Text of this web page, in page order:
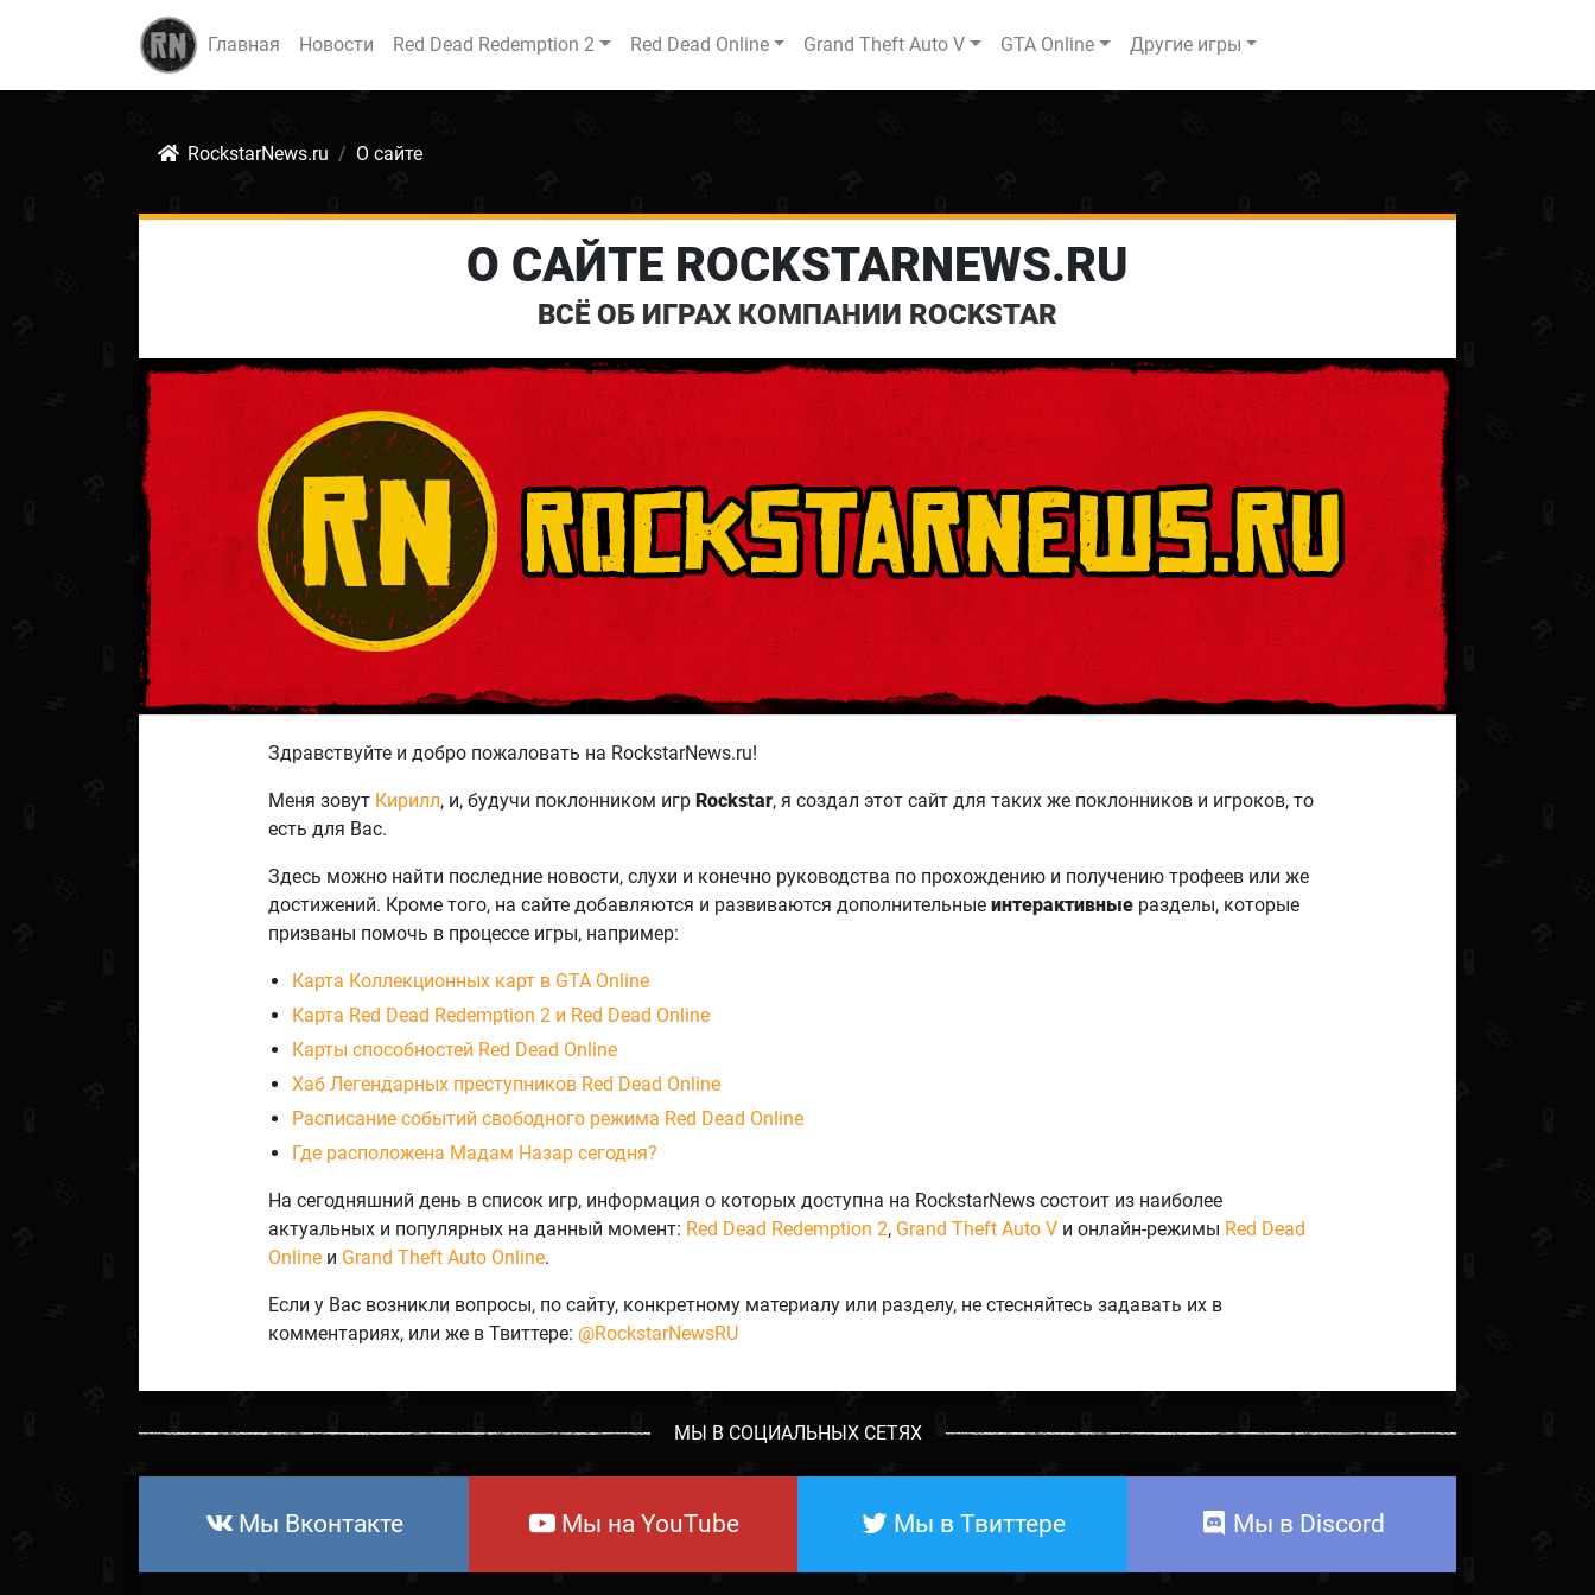
Главная Новости Red Dead Redemption 2 Red Dead Online Grand Theft Auto V GTA Online Другие игры
RockstarNews.ru О сайте
О САЙТЕ ROCKSTARNEWS.RU
ВСЁ ОБ ИГРАХ КОМПАНИИ ROCKSTAR
Здравствуйте и добро пожаловать на RockstarNews.ru!
Меня зовут Кирилл, и, будучи поклонником игрRockstar, я создал этот сайт для таких же поклонников и игроков, то
есть для Вас.
Здесь можно найти последние новости, слухи и конечно руководства по прохождению и получению трофеев или же
достижений. Кроме того, на сайте добавляются и развиваются дополнительныеинтерактивные разделы, которые
призваны помочь в процессе игры, например:
Карта Коллекционных карт в GTA Online
Карта Red Dead Redemption 2 и Red Dead Online
Карты способностей Red Dead Online
Хаб Легендарных преступников Red Dead Online
Расписание событий свободного режима Red Dead Online
Где расположена Мадам Назар сегодня?
На сегодняшний день в список игр, информация о которых доступна на RockstarNews состоит из наиболее
актуальных и популярных на данный момент: Red Dead Redemption 2, Grand Theft Auto V и онлайн-режимы Red Dead
Online и Grand Theft Auto Online.
Если у Вас возникли вопросы, по сайту, конкретному материалу или разделу, не стесняйтесь задавать их в
комментариях, или же в Твиттере: @RockstarNewsRU
МЫ В СОЦИАЛЬНЫХ СЕТЯХ
Мы Вконтакте Мы на YouTube Мы в Твиттере Мы в Discord